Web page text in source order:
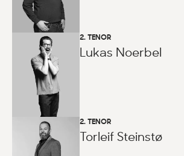
2. TENOR
Lukas Noerbel
2. TENOR
Torleif Steinstø